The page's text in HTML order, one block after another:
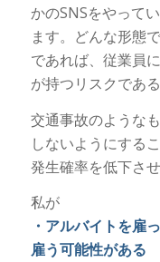
かのSNSをやって
ます。どんな形態
であれば、従業員
が持つリスクであ
交通事故のような
しないようにする
発生確率を低下さ
私が
・アルバイトを雇
雇う可能性がある